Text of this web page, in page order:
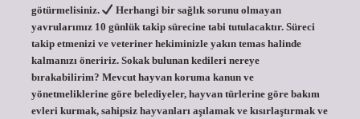
götürmelisiniz.
Herhangi bir sağlık sorunu olmayan
yavrularımız 10 günlük takip sürecine tabi tutulacaktır. Süreci
takip etmenizi ve veteriner hekiminizle yakın temas halinde
kalmanızı öneririz. Sokak bulunan kedileri nereye
bırakabilirim? Mevcut hayvan koruma kanun ve
yönetmeliklerine göre belediyeler, hayvan türlerine göre bakım
evleri kurmak, sahipsiz hayvanları aşılamak ve kısırlaştırmak ve